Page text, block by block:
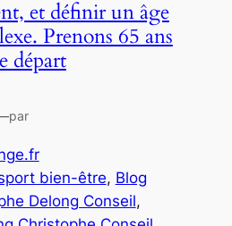
et définir un âge
Prenons 65 ans
départ
par
bien-être, Blog
Delong Conseil